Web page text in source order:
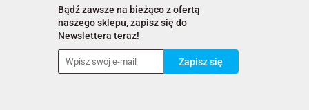
Bądź zawsze na bieżąco z ofertą
naszego sklepu, zapisz się do
Newslettera teraz!